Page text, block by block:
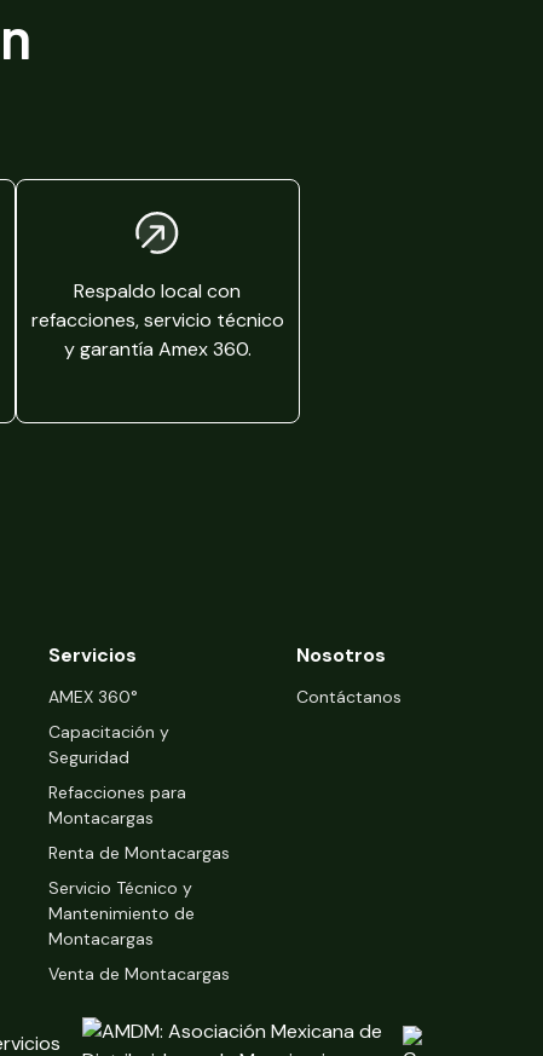
Respaldo local con
refacciones, servicio técnico
y garantía Amex 360.
Servicios
‍AMEX 360°
Capacitación y
Seguridad
Refacciones para
Montacargas
Renta de Montacargas
Servicio Técnico y
Mantenimiento de
Montacargas
Venta de Montacargas
Nosotros
Contáctanos